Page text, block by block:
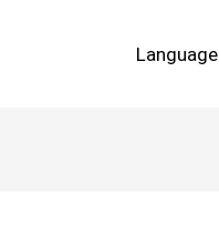
Language